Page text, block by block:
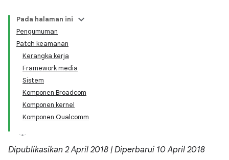
Pada halaman ini
Pengumuman
Patch keamanan
Kerangka kerja
Framework media
Sistem
Komponen Broadcom
Komponen kernel
Komponen Qualcomm
Dipublikasikan 2 April 2018 | Diperbarui 10 April 2018